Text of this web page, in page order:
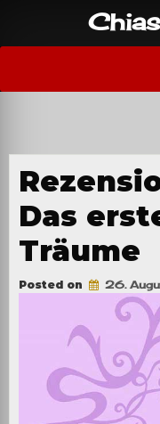
content
Das
Träume
Posted on 26.